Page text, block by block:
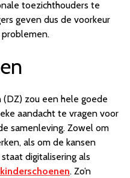
toezichthouders te
geven dus de voorkeur
(DZ) zou een hele goede
aandacht te vragen voor
samenleving. Zowel om
als om de kansen
digitalisering als
. Zo’n